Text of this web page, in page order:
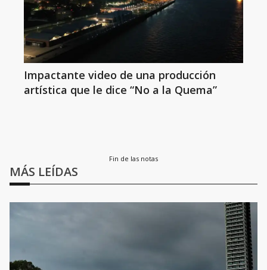
Impactante video de una producción
artística que le dice “No a la Quema”
Fin de las notas
MÁS LEÍDAS